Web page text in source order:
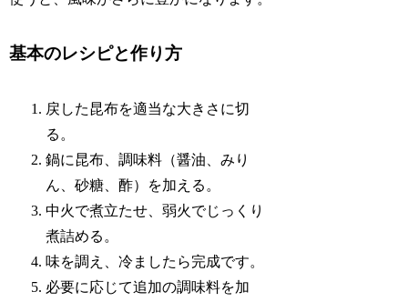
基本のレシピと作り方
戻した昆布を適当な大きさに切
る。
鍋に昆布、調味料（醤油、みり
ん、砂糖、酢）を加える。
中火で煮立たせ、弱火でじっくり
煮詰める。
味を調え、冷ましたら完成です。
必要に応じて追加の調味料を加